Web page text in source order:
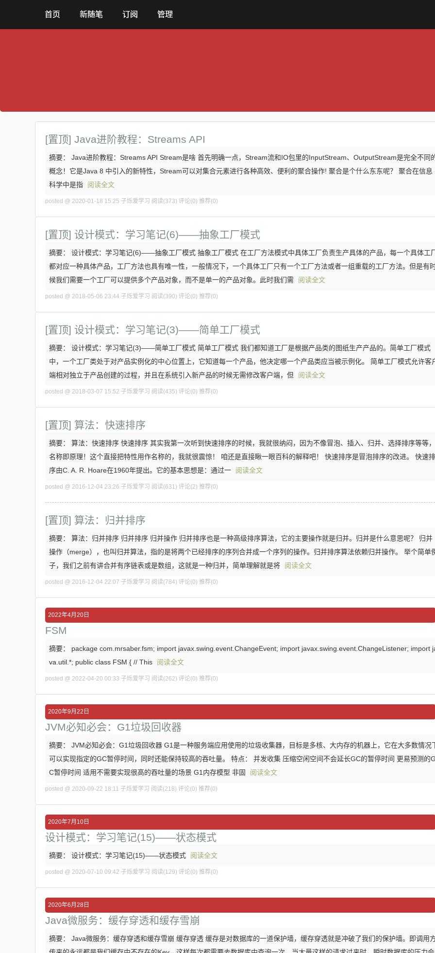
首页 新随笔 订阅 管理
[置顶] Java进阶教程：Streams API
摘要： Java进阶教程：Streams API Stream是啥 首先明确一点，Stream流和IO包里的InputStream、OutputStream是完全不同
概念！它是Java 8 中引入的新特性，Stream可以对集合元素进行各种高效、便利的聚合操作! 聚合是个什么东东呢？ 聚合在信息
科学中是指
阅读全文
posted @ 2020-01-18 15:25 子烁爱学习 阅读(373) 评论(0) 推荐(0)
[置顶] 设计模式：学习笔记(6)——抽象工厂模式
摘要： 设计模式：学习笔记(6)——抽象工厂模式 抽象工厂模式 在工厂方法模式中具体工厂负责生产具体的产品，每一个具体工
都对应一种具体产品，工厂方法也具有唯一性，一般情况下，一个具体工厂只有一个工厂方法或者一组重载的工厂方法。但是有
候我们需要一个工厂可以提供多个产品对象，而不是单一的产品对象。此时我们需
阅读全文
posted @ 2018-05-06 23:44 子烁爱学习 阅读(390) 评论(0) 推荐(0)
[置顶] 设计模式：学习笔记(3)——简单工厂模式
摘要： 设计模式：学习笔记(3)——简单工厂模式 简单工厂模式 我们都知道工厂是根据产品类的图纸生产产品的。简单工厂模式
中，一个工厂类处于对产品实例化的中心位置上，它知道每一个产品，他决定哪一个产品类应当被示例化。 简单工厂模式允许客
端相对独立于产品创建的过程，并且在系统引入新产品的时候无需修改客户端，但
阅读全文
posted @ 2018-03-07 15:52 子烁爱学习 阅读(435) 评论(0) 推荐(0)
[置顶] 算法：快速排序
摘要： 算法：快速排序 快速排序 其实我第一次听到快速排序的时候，我就很纳闷，因为不像冒泡、插入、归并、选择排序等等，
名称即原理！这个直接把特性用作名称的，我就很震惊！ 咱还是直接瞅一眼百科的解释吧！ 快速排序是冒泡排序的改进。 快速排
序由C. A. R. Hoare在1960年提出。它的基本思想是：通过一
阅读全文
posted @ 2016-12-04 23:26 子烁爱学习 阅读(631) 评论(2) 推荐(0)
[置顶] 算法：归并排序
摘要： 算法：归并排序 归并排序 归并操作 归并排序也是一种高级排序算法，它的主要操作就是归并。归并是什么意思呢？ 归并
操作（merge），也叫归并算法，指的是将两个已经排序的序列合并成一个序列的操作。归并排序算法依赖归并操作。 举个简单
子，我们之前有讲合并有序链表或是数组，这就是一种归并，简单理解就是将
阅读全文
posted @ 2016-12-04 22:07 子烁爱学习 阅读(784) 评论(0) 推荐(0)
2022年4月20日
FSM
摘要： package com.mrsaber.fsm; import javax.swing.event.ChangeEvent; import javax.swing.event.ChangeListener; import
va.util.*; public class FSM { // This
阅读全文
posted @ 2022-04-20 00:33 子烁爱学习 阅读(262) 评论(0) 推荐(0)
2020年9月22日
JVM必知必会：G1垃圾回收器
摘要： JVM必知必会：G1垃圾回收器 G1是一种服务端应用使用的垃圾收集器，目标是多核、大内存的机器上，它在大多数情况
可以实现指定的GC暂停时间，同时还能保持较高的吞吐量。 特点： 并发收集 压缩空闲空间不会延长GC的暂停时间 更易预测的
C暂停时间 适用不需要实现很高的吞吐量的场景 G1内存模型 非固
阅读全文
posted @ 2020-09-22 18:11 子烁爱学习 阅读(218) 评论(0) 推荐(0)
2020年7月10日
设计模式：学习笔记(15)——状态模式
摘要： 设计模式：学习笔记(15)——状态模式 阅读全文
posted @ 2020-07-10 09:42 子烁爱学习 阅读(129) 评论(0) 推荐(0)
2020年6月28日
Java微服务：缓存穿透和缓存雪崩
摘要： Java微服务：缓存穿透和缓存雪崩 缓存穿透 缓存是对数据库的一道保护墙，缓存穿透就是冲破了我们的保护墙。即调用